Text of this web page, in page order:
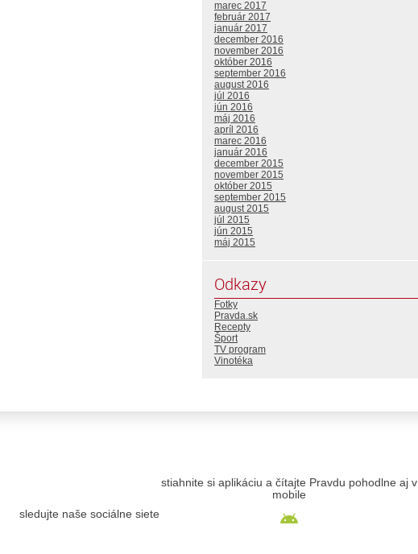
marec 2017
február 2017
január 2017
december 2016
november 2016
október 2016
september 2016
august 2016
júl 2016
jún 2016
máj 2016
apríl 2016
marec 2016
január 2016
december 2015
november 2015
október 2015
september 2015
august 2015
júl 2015
jún 2015
máj 2015
Odkazy
Fotky
Pravda.sk
Recepty
Šport
TV program
Vinotéka
sledujte naše sociálne siete
stiahnite si aplikáciu a čítajte Pravdu pohodlne aj v
mobile